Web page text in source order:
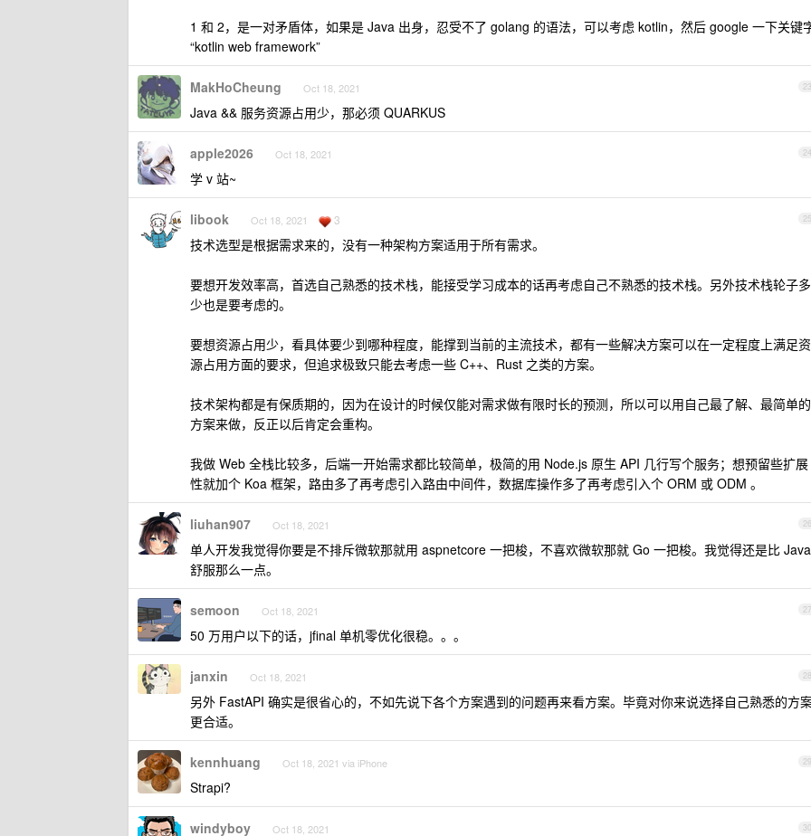
1 和 2，是一对矛盾体，如果是 Java 出身，忍受不了 golang 的语法，可以考虑 kotlin，然后 google 一下关键
“kotlin web framework”
23
MakHoCheung Oct 18, 2021
Java && 服务资源占用少，那必须 QUARKUS
24
apple2026 Oct 18, 2021
学 v 站~
25
libook Oct 18, 2021 3
技术选型是根据需求来的，没有一种架构方案适用于所有需求。
要想开发效率高，首选自己熟悉的技术栈，能接受学习成本的话再考虑自己不熟悉的技术栈。另外技术栈轮子多
少也是要考虑的。
要想资源占用少，看具体要少到哪种程度，能撑到当前的主流技术，都有一些解决方案可以在一定程度上满足资
源占用方面的要求，但追求极致只能去考虑一些 C++、Rust 之类的方案。
技术架构都是有保质期的，因为在设计的时候仅能对需求做有限时长的预测，所以可以用自己最了解、最简单的
方案来做，反正以后肯定会重构。
我做 Web 全栈比较多，后端一开始需求都比较简单，极简的用 Node.js 原生 API 几行写个服务；想预留些扩展
性就加个 Koa 框架，路由多了再考虑引入路由中间件，数据库操作多了再考虑引入个 ORM 或 ODM 。
26
liuhan907 Oct 18, 2021
单人开发我觉得你要是不排斥微软那就用 aspnetcore 一把梭，不喜欢微软那就 Go 一把梭。我觉得还是比 Java
舒服那么一点。
27
semoon Oct 18, 2021
50 万用户以下的话，jfinal 单机零优化很稳。。。
28
janxin Oct 18, 2021
另外 FastAPI 确实是很省心的，不如先说下各个方案遇到的问题再来看方案。毕竟对你来说选择自己熟悉的方
更合适。
29
kennhuang Oct 18, 2021 via iPhone
Strapi?
30
windyboy Oct 18, 2021